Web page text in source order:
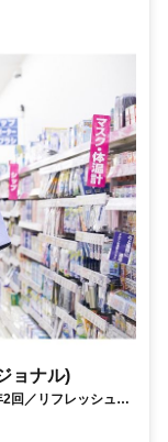
ョナル)
回／リフレッシュ休